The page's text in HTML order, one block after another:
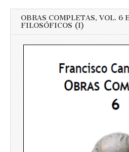
OBRAS COMPLETAS, VOL. 6
FILOSÓFICOS (I)